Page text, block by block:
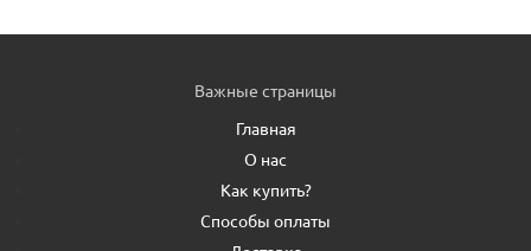
Важные страницы
Главная
О нас
Как купить?
Способы оплаты